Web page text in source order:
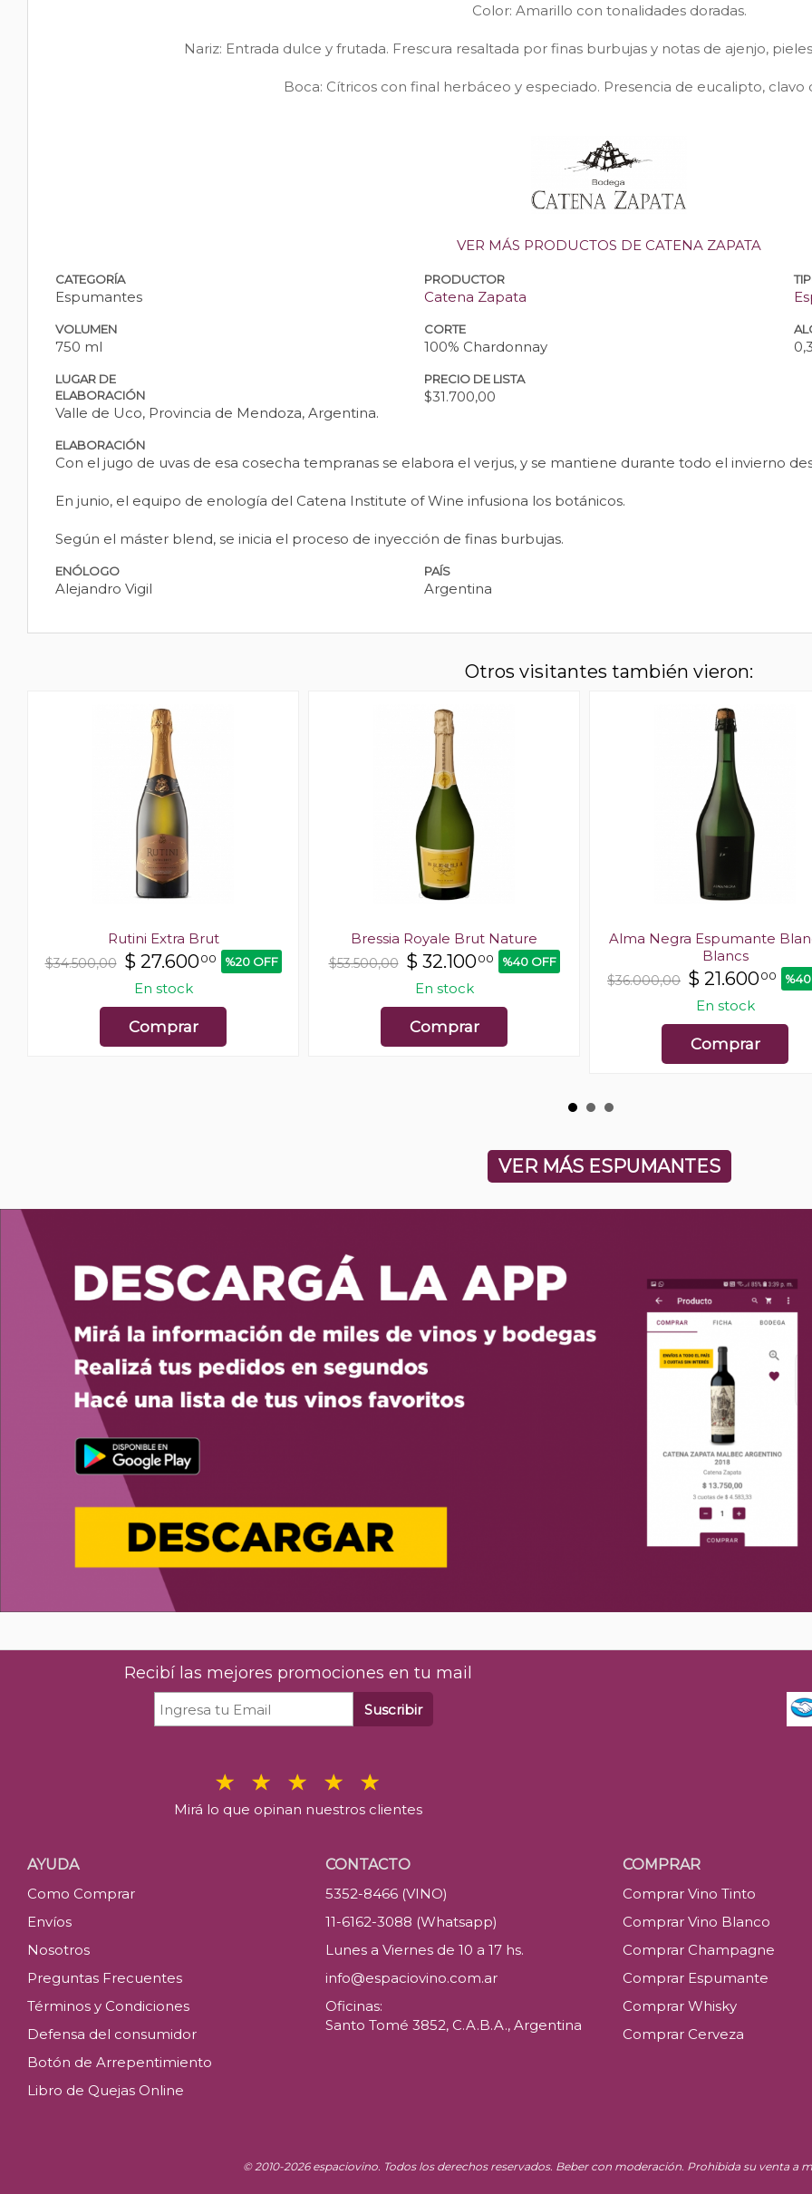
Color: Amarillo con tonalidades doradas.
Nariz: Entrada dulce y frutada. Frescura resaltada por finas burbujas y notas de ajenjo,
Boca: Cítricos con final herbáceo y especiado. Presencia de eucalipto, clavo
VER MÁS PRODUCTOS DE CATENA ZAPATA
CATEGORÍA
Espumantes
PRODUCTOR
Catena Zapata
VOLUMEN
750 ml
CORTE
100% Chardonnay
LUGAR DE
ELABORACIÓN
Valle de Uco, Provincia de Mendoza, Argentina.
PRECIO DE LISTA
$31.700,00
ELABORACIÓN
Con el jugo de uvas de esa cosecha tempranas se elabora el verjus, y se mantiene durante todo el invierno
En junio, el equipo de enología del Catena Institute of Wine infusiona los botánicos.
Según el máster blend, se inicia el proceso de inyección de finas burbujas.
ENÓLOGO
Alejandro Vigil
PAÍS
Argentina
Otros visitantes también vieron:
Rutini Extra Brut
$34.500,00 $ 27.60000 %20 OFF
En stock
Comprar
Bressia Royale Brut Nature
$53.500,00 $ 32.10000 %40 OFF
En stock
Comprar
Alma Negra Espumante
Blancs
$36.000,00 $ 21.60000
En stock
Comprar
VER MÁS ESPUMANTES
Recibí las mejores promociones en tu mail
Suscribir
Mirá lo que opinan nuestros clientes
AYUDA
Como Comprar
Envíos
Nosotros
Preguntas Frecuentes
Términos y Condiciones
Defensa del consumidor
Botón de Arrepentimiento
Libro de Quejas Online
CONTACTO
5352-8466 (VINO)
11-6162-3088 (Whatsapp)
Lunes a Viernes de 10 a 17 hs.
info@espaciovino.com.ar
Oficinas:
Santo Tomé 3852, C.A.B.A., Argentina
COMPRAR
Comprar Vino Tinto
Comprar Vino Blanco
Comprar Champagne
Comprar Espumante
Comprar Whisky
Comprar Cerveza
© 2010-2026 espaciovino. Todos los derechos reservados. Beber con moderación. Prohibida su venta a